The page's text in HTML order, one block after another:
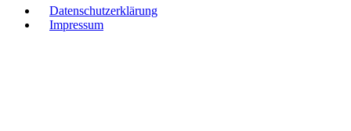
Datenschutzerklärung
Impressum